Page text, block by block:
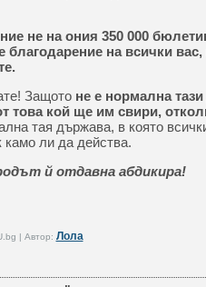
не на ония 350 000
благодарение на всички вас,
Защото не е нормална
това кой ще им свири,
тая държава, в която
камо ли да действа.
й отдавна абдикира!
| Автор: Лола